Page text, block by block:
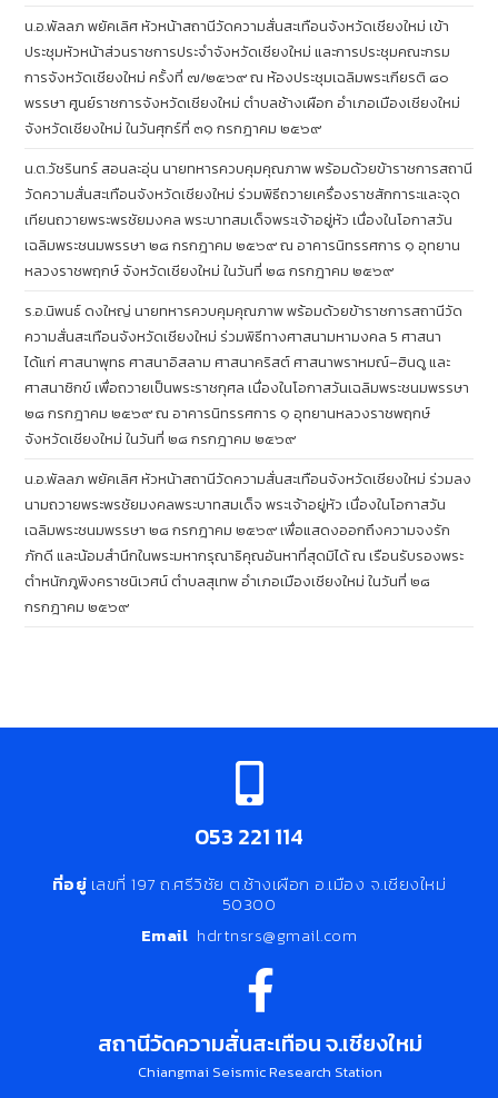
น.อ.พัลลภ พยัคเลิศ หัวหน้าสถานีวัดความสั่นสะเทือนจังหวัดเชียงใหม่ เข้า
ประชุมหัวหน้าส่วนราชการประจำจังหวัดเชียงใหม่ และการประชุมคณะกรม
การจังหวัดเชียงใหม่ ครั้งที่ ๗/๒๕๖๙ ณ ห้องประชุมเฉลิมพระเกียรติ ๘๐
พรรษา ศูนย์ราชการจังหวัดเชียงใหม่ ตำบลช้างเผือก อำเภอเมืองเชียงใหม่
จังหวัดเชียงใหม่ ในวันศุกร์ที่ ๓๑ กรกฎาคม ๒๕๖๙
น.ต.วัชรินทร์ สอนละอุ่น นายทหารควบคุมคุณภาพ พร้อมด้วยข้าราชการสถานี
วัดความสั่นสะเทือนจังหวัดเชียงใหม่ ร่วมพิธีถวายเครื่องราชสักการะและจุด
เทียนถวายพระพรชัยมงคล พระบาทสมเด็จพระเจ้าอยู่หัว เนื่องในโอกาสวัน
เฉลิมพระชนมพรรษา ๒๘ กรกฎาคม ๒๕๖๙ ณ อาคารนิทรรศการ ๑ อุทยาน
หลวงราชพฤกษ์ จังหวัดเชียงใหม่ ในวันที่ ๒๘ กรกฎาคม ๒๕๖๙
ร.อ.นิพนธ์ ดงใหญ่ นายทหารควบคุมคุณภาพ พร้อมด้วยข้าราชการสถานีวัด
ความสั่นสะเทือนจังหวัดเชียงใหม่ ร่วมพิธีทางศาสนามหามงคล 5 ศาสนา
ได้แก่ ศาสนาพุทธ ศาสนาอิสลาม ศาสนาคริสต์ ศาสนาพราหมณ์–ฮินดู และ
ศาสนาซิกข์ เพื่อถวายเป็นพระราชกุศล เนื่องในโอกาสวันเฉลิมพระชนมพรรษา
๒๘ กรกฎาคม ๒๕๖๙ ณ อาคารนิทรรศการ ๑ อุทยานหลวงราชพฤกษ์
จังหวัดเชียงใหม่ ในวันที่ ๒๘ กรกฎาคม ๒๕๖๙
น.อ.พัลลภ พยัคเลิศ หัวหน้าสถานีวัดความสั่นสะเทือนจังหวัดเชียงใหม่ ร่วมลง
นามถวายพระพรชัยมงคลพระบาทสมเด็จ พระเจ้าอยู่หัว เนื่องในโอกาสวัน
เฉลิมพระชนมพรรษา ๒๘ กรกฎาคม ๒๕๖๙ เพื่อแสดงออกถึงความจงรัก
ภักดี และน้อมสำนึกในพระมหากรุณาธิคุณอันหาที่สุดมิได้ ณ เรือนรับรองพระ
ตำหนักภูพิงคราชนิเวศน์ ตำบลสุเทพ อำเภอเมืองเชียงใหม่ ในวันที่ ๒๘
กรกฎาคม ๒๕๖๙
053 221 114
ที่อยู่ เลขที่ 197 ถ.ศรีวิชัย ต.ช้างเผือก อ.เมือง จ.เชียงใหม่
50300
Email hdrtnsrs@gmail.com
สถานีวัดความสั่นสะเทือน จ.เชียงใหม่
Chiangmai Seismic Research Station